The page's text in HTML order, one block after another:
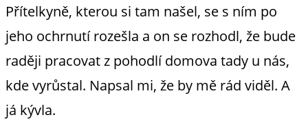
Přítelkyně, kterou si tam našel, se s ním po
jeho ochrnutí rozešla a on se rozhodl, že bude
raději pracovat z pohodlí domova tady u nás,
kde vyrůstal. Napsal mi, že by mě rád viděl. A
já kývla.